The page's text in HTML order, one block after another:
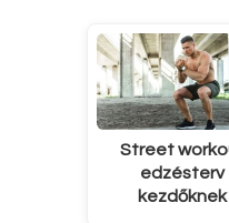
Street
edzésterv
kezdőknek